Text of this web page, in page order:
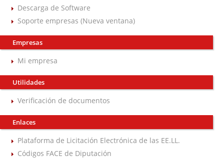
Descarga de Software
Soporte empresas (Nueva ventana)
Empresas
Mi empresa
Utilidades
Verificación de documentos
Enlaces
Plataforma de Licitación Electrónica de las EE.LL.
Códigos FACE de Diputación